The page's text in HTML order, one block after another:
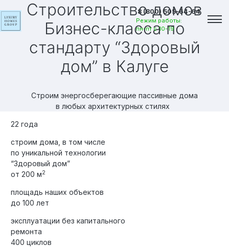
8 (800) 505-64-64
Режим работы:
пн-пт с 10-19
Вакансии
Строительство домов
Бизнес-класса по
стандарту “Здоровый
дом” в Калуге
Строим энергосберегающие пассивные дома
в любых архитектурных стилях
22 года
строим дома, в том числе
по уникальной технологии
“Здоровый дом”
от 200 м2
площадь наших объектов
до 100 лет
эксплуатации без капитального
ремонта
400 циклов